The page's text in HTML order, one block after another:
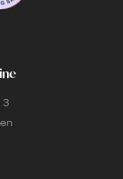
3